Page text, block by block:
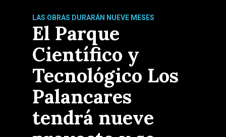
LAS OBRAS DURARÁN NUEVE MESES
El Parque
Científico y
Tecnológico Los
Palancares
tendrá nueve